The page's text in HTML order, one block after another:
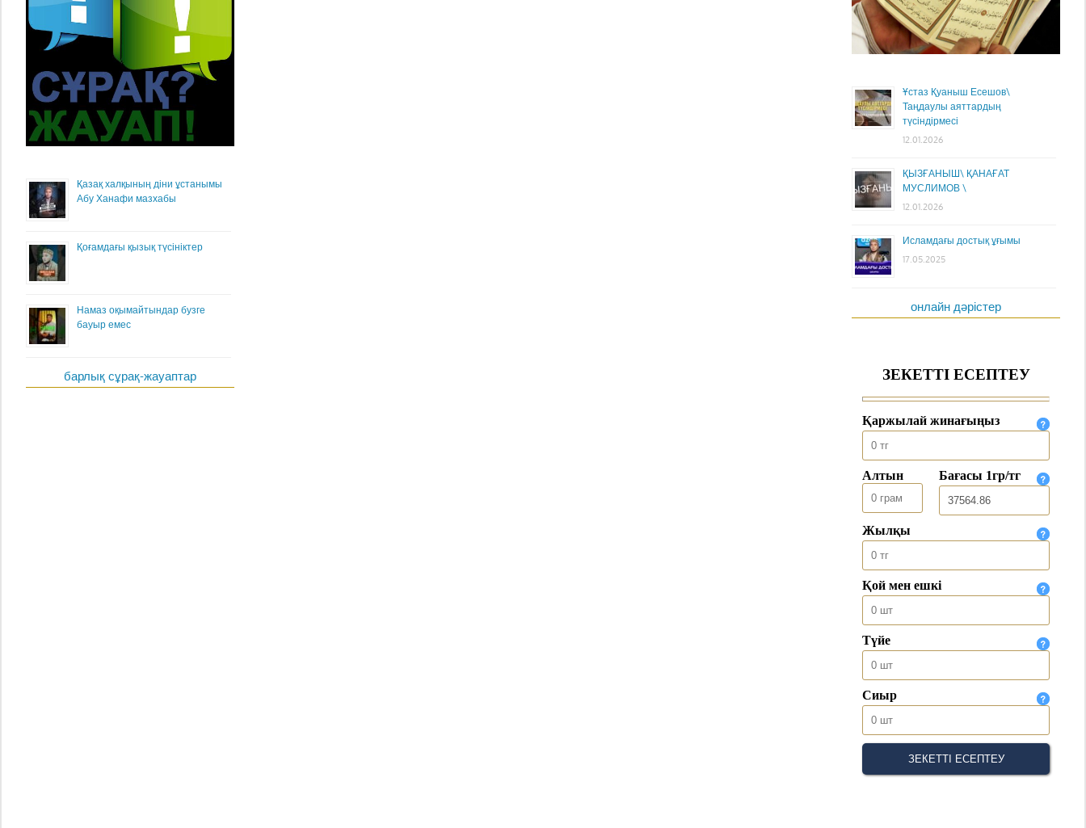
Қазақ халқының діни ұстанымы
Абу Ханафи мазхабы
Қоғамдағы қызық түсініктер
Намаз оқымайтындар бузге
бауыр емес
барлық сұрақ-жауаптар
Ұстаз Қуаныш Есешов\
Таңдаулы аяттардың
түсіндірмесі
12.01.2026
ҚЫЗҒАНЫШ\ ҚАНАҒАТ
МУСЛИМОВ \
12.01.2026
Исламдағы достық ұғымы
17.05.2025
онлайн дәрістер